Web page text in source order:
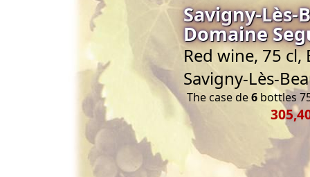
Savigny-Lès-
Domaine
Red wine, 75 cl,
Savigny-Lès-
The case de6 bottles